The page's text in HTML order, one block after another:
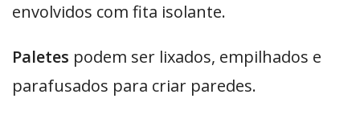
envolvidos com fita isolante.
Paletes podem ser lixados, empilhados e
parafusados para criar paredes.